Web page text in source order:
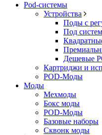
Pod-системы
Устройства
Поды с
Под
Дешевые
Картриджи и
POD-Моды
Моды
Мехмоды
Бокс моды
POD-Моды
Базовые наборы
Сквонк моды